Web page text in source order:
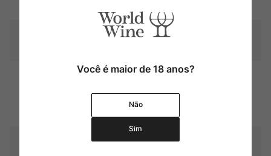
Graduação Alcóoli
12,0%
Amadurecimento
Sem estágio em carvalho.
barro com os engaços, e
Temperatura 10ºC – 12ºC
Você é maior de 18 anos?
Não
Sim